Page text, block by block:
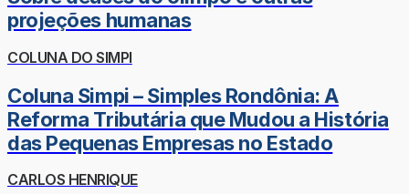
projeções humanas
COLUNA DO SIMPI
Coluna Simpi – Simples Rondônia: A
Reforma Tributária que Mudou a História
das Pequenas Empresas no Estado
CARLOS HENRIQUE